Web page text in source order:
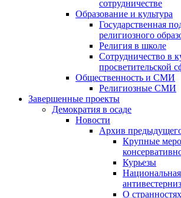
сотрудничестве
Образование и культура
Государственная
религиозного
Религия в школе
Сотрудничество в
просветительской
Общественность и СМИ
Религиозные СМИ
Завершенные проекты
Демократия в осаде
Новости
Архив
Крупные
Курьезы
О